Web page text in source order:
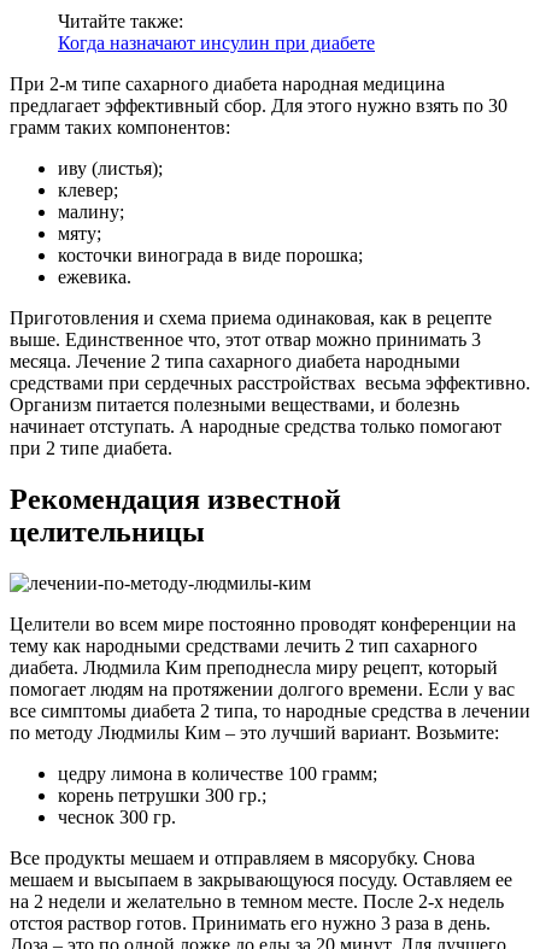
Читайте также:
Когда назначают инсулин при диабете
При 2-м типе сахарного диабета народная медицина
предлагает эффективный сбор. Для этого нужно взять по 30
грамм таких компонентов:
иву (листья);
клевер;
малину;
мяту;
косточки винограда в виде порошка;
ежевика.
Приготовления и схема приема одинаковая, как в рецепте
выше. Единственное что, этот отвар можно принимать 3
месяца. Лечение 2 типа сахарного диабета народными
средствами при сердечных расстройствах весьма эффективно.
Организм питается полезными веществами, и болезнь
начинает отступать. А народные средства только помогают
при 2 типе диабета.
Рекомендация известной
целительницы
Целители во всем мире постоянно проводят конференции на
тему как народными средствами лечить 2 тип сахарного
диабета. Людмила Ким преподнесла миру рецепт, который
помогает людям на протяжении долгого времени. Если у вас
все симптомы диабета 2 типа, то народные средства в лечении
по методу Людмилы Ким – это лучший вариант. Возьмите:
цедру лимона в количестве 100 грамм;
корень петрушки 300 гр.;
чеснок 300 гр.
Все продукты мешаем и отправляем в мясорубку. Снова
мешаем и высыпаем в закрывающуюся посуду. Оставляем ее
на 2 недели и желательно в темном месте. После 2-х недель
отстоя раствор готов. Принимать его нужно 3 раза в день.
Доза – это по одной ложке до еды за 20 минут. Для лучшего